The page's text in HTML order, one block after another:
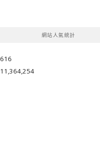
網站人氣統計
616
11,364,254